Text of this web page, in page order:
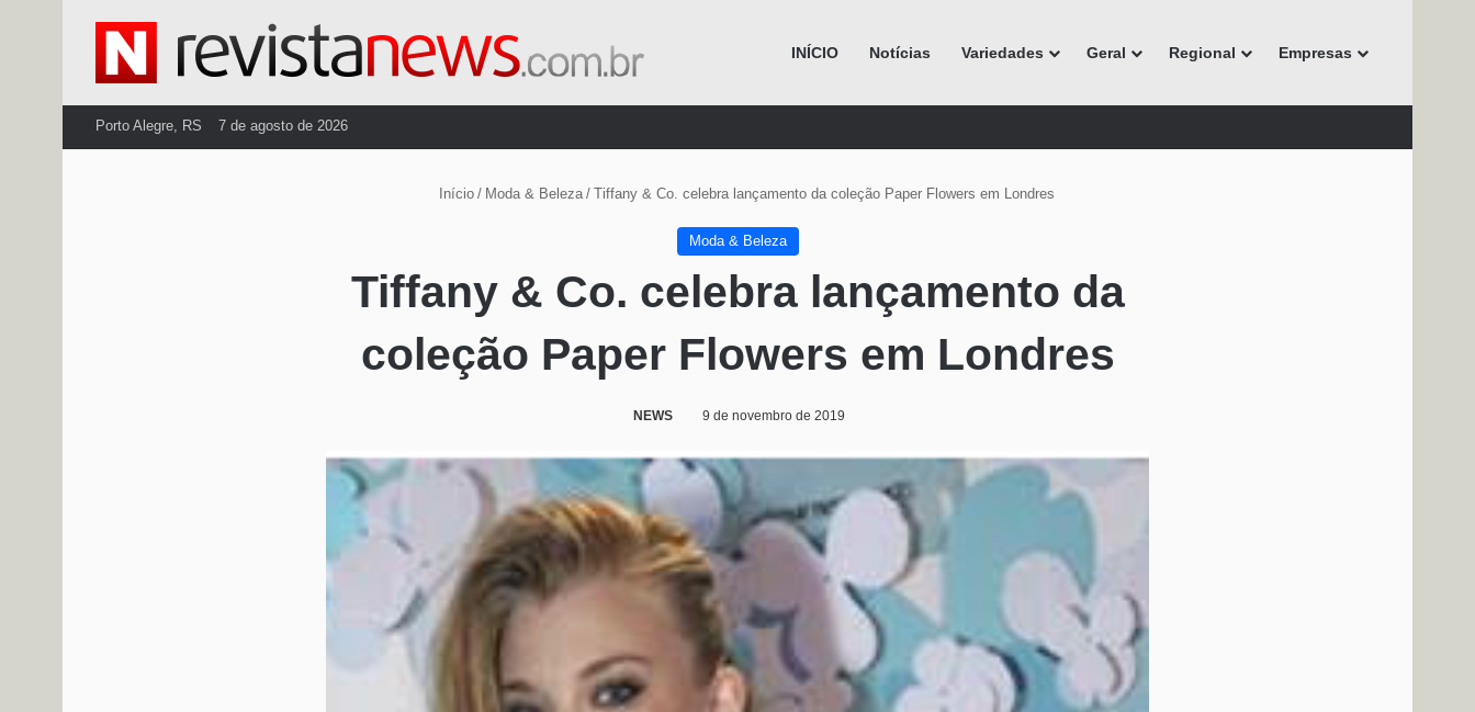
INÍCIO Notícias Variedades Geral Regional Empresas
Porto Alegre, RS 7 de agosto de 2026
Início / Moda & Beleza / Tiffany & Co. celebra lançamento da coleção Paper Flowers em Londres
Moda & Beleza
Tiffany & Co. celebra lançamento da
coleção Paper Flowers em Londres
NEWS 9 de novembro de 2019